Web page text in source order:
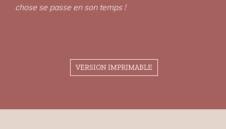
chose se passe en son temps !
VERSION IMPRIMABLE